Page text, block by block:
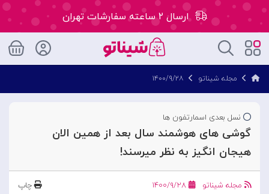
ارسال ۲ ساعته سفارشات تهران
۵۰ هزار تومان تخفیف اولین سفارش کد: WLC
ارسال ۲ ساعته سفارشات تهران مجله شیناتو ۱۴۰۰/۹/۲۸
نسل بعدی اسمارتفون ها
گوشی های هوشمند سال بعد از همین الان
هیجان انگیز به نظر میرسند!
مجله شیناتو ۱۴۰۰/۹/۲۸ چاپ